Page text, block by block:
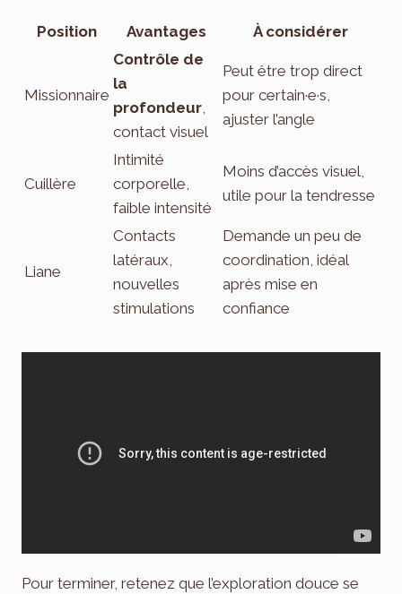
Position Avantages À considérer
Missionnaire
Contrôle de
la
profondeur,
contact visuel
Peut être trop direct
pour certain·e·s,
ajuster l’angle
Cuillère
Intimité
corporelle,
faible intensité
Moins d’accès visuel,
utile pour la tendresse
Liane
Contacts
latéraux,
nouvelles
stimulations
Demande un peu de
coordination, idéal
après mise en
confiance
Pour terminer, retenez que l’exploration douce se